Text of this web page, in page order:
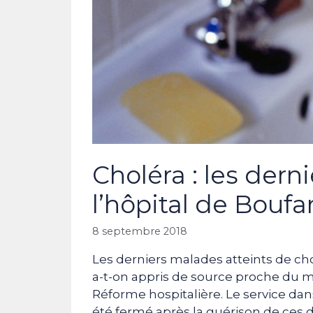
Choléra : les
l’hôpital de
8 septembre 2018
Les derniers malades atteints de
a-t-on appris de source proche du
Réforme hospitalière. Le service